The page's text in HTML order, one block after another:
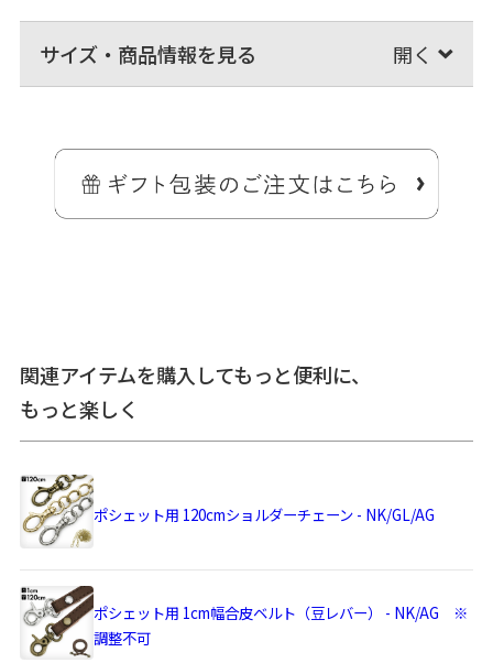
サイズ・商品情報を見る
バッグに入れたままスマホにタッチ、透明ポケット付きバッグ。
がま口の形の果実が実る、ほんのり北欧テイスト、AYANOKOJIオリジ
ナル帆布のがまの実シリーズからがま口スマホショルダーバッグで
15.1×7.6×0.8cm）
小さめのお財布、文庫本やA6サイズの手帳が入ります。背面側には内
ポケットが2つあるので、小物収納も便利。
＞納期についてのご案内
関連アイテムを購入してもっと便利に、
もっと楽しく
ポシェット用 120cmショルダーチェーン - NK/GL/AG
ポシェット用 1cm幅合皮ベルト（豆レバー） - NK/AG ※
調整不可